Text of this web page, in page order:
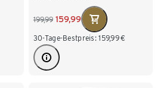
199,99 159,99
30-Tage-Bestpreis: 159,99€